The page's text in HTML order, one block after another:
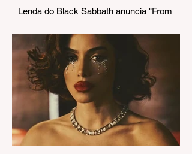
Lenda do Black Sabbath anuncia "From
pesado do primeiro ao último acorde.